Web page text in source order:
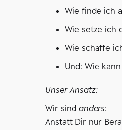
Wie finde ich
Wie setze ich
Wie schaffe
Und: Wie
Unser Ansatz:
Wir sindanders:
Anstatt Dir nur